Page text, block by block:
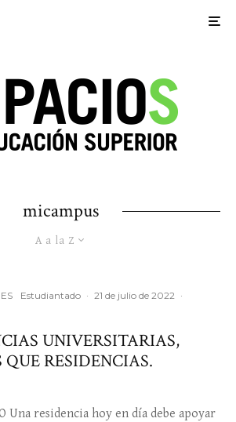
micampus
A a la Z
Estudiantado · 21 de julio de 2022 ·
UNIVERSITARIAS,
RESIDENCIAS.
Una residencia hoy en día debe apoyar